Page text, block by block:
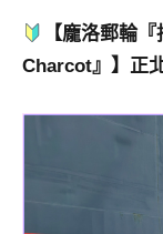
【龐洛郵輪
Charcot』】正